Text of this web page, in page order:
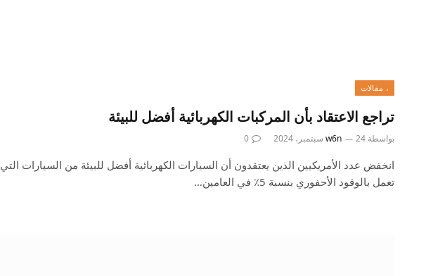
، مقالات
تراجع الاعتقاد بأن المركبات الكهربائية أفضل للبيئة
بواسطة w6n 24 سبتمبر، 2024 0
انخفض عدد الأمريكيين الذين يعتقدون أن السيارات الكهربائية أفضل للبيئة من السيارات التي
تعمل بالوقود الأحفوري بنسبة 5٪ في العامين…